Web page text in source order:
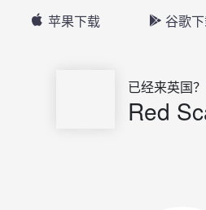
苹果下载 谷歌
已经来英国
Red